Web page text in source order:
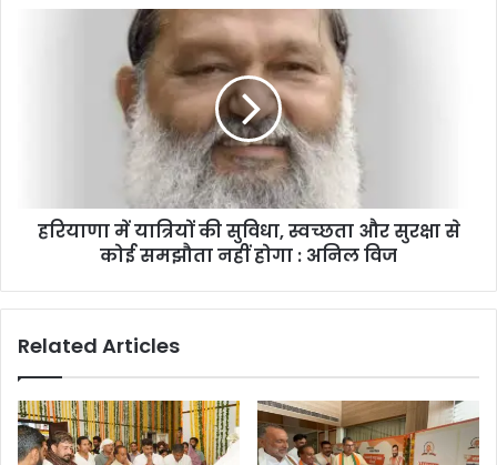
हरियाणा में यात्रियों की सुविधा, स्वच्छता और सुरक्षा से
कोई समझौता नहीं होगा : अनिल विज
Related Articles